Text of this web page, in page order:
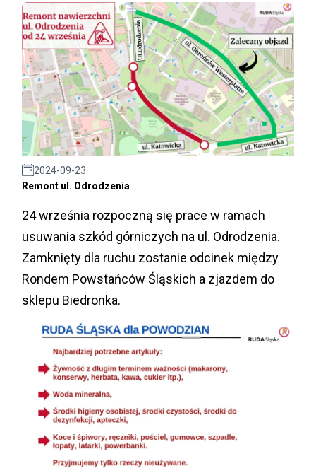
2024-09-23
Remont ul. Odrodzenia
24 września rozpoczną się prace w ramach
usuwania szkód górniczych na ul. Odrodzenia.
Zamknięty dla ruchu zostanie odcinek między
Rondem Powstańców Śląskich a zjazdem do
sklepu Biedronka.